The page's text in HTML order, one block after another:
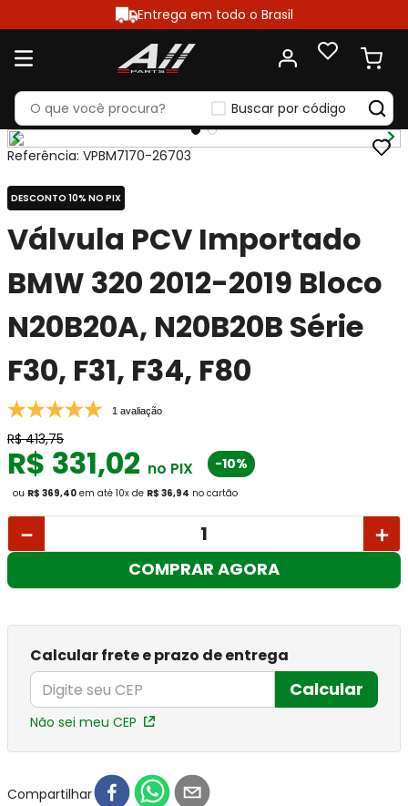
Entrega em todo o Brasil
Buscar por código
Referência: VPBM7170-26703
DESCONTO 10% NO PIX
Válvula PCV Importado
BMW 320 2012-2019 Bloco
N20B20A, N20B20B Série
F30, F31, F34, F80
1 avaliação
R$ 413,75
R$ 331,02 no PIX -10%
ou R$ 369,40 em até 10x de R$ 36,94 no cartão
＋
－
COMPRAR AGORA
Calcular frete e prazo de entrega
Calcular
Não sei meu CEP
Compartilhar